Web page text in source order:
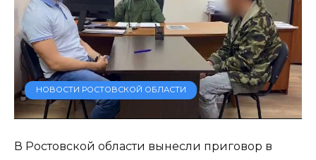
НОВОСТИ РОСТОВСКОЙ ОБЛАСТИ
В Ростовской области вынесли приговор в